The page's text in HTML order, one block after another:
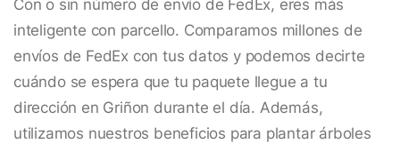
Con o sin número de envío de FedEx, eres más
inteligente con parcello. Comparamos millones de
envíos de FedEx con tus datos y podemos decirte
cuándo se espera que tu paquete llegue a tu
dirección en Griñon durante el día. Además,
utilizamos nuestros beneficios para plantar árboles